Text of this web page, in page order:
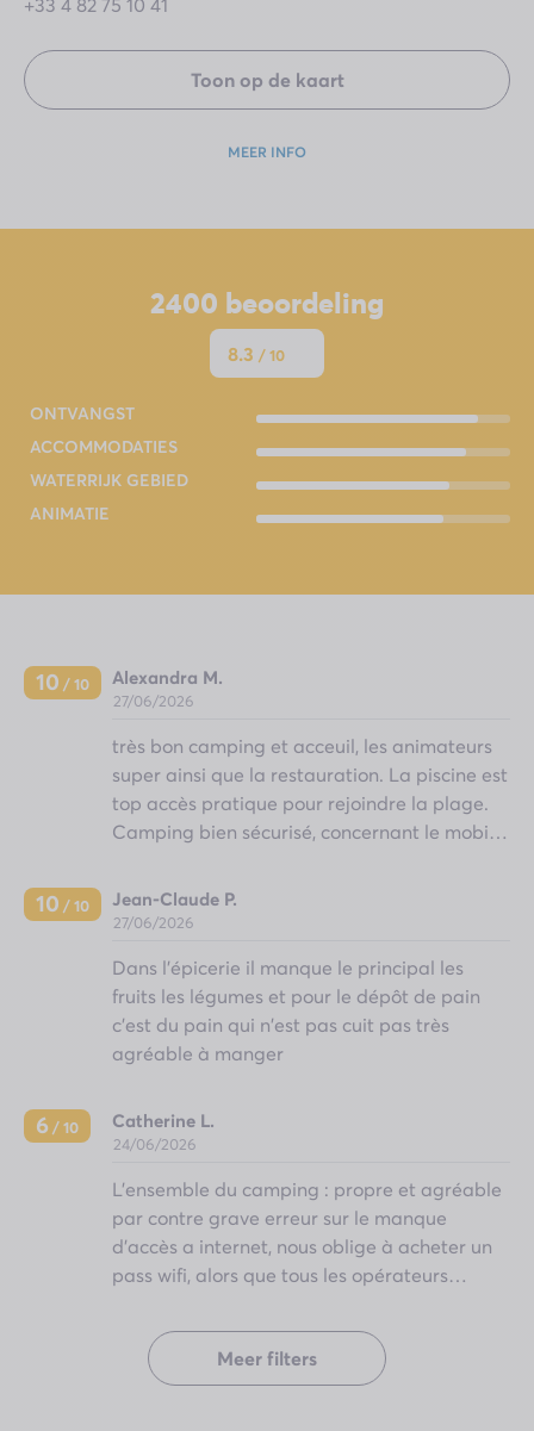
Toon op de kaart
MEER INFO
2400 beoordeling
8.3 / 10
ONTVANGST
ACCOMMODATIES
WATERRIJK GEBIED
ANIMATIE
10 / 10 Alexandra M.
27/06/2026
très bon camping et acceuil, les animateurs
super ainsi que la restauration. La piscine est
top accès pratique pour rejoindre la plage.
Camping bien sécurisé, concernant le mobil-
prises de branchement Nous serions prêts à
revenir
10 / 10 Jean-Claude P.
27/06/2026
Dans l'épicerie il manque le principal les
fruits les légumes et pour le dépôt de pain
c'est du pain qui n'est pas cuit pas très
agréable à manger
6/ 10 Catherine L.
24/06/2026
L'ensemble du camping : propre et agréable
par contre grave erreur sur le manque
d'accès a internet, nous oblige à acheter un
pass wifi, alors que tous les opérateurs
zone blanche (pas d'accès internet) de plus
dans la conjoncture actuelle, tous les forfaits
mobiles sont proposés avec des usages
Meer filters